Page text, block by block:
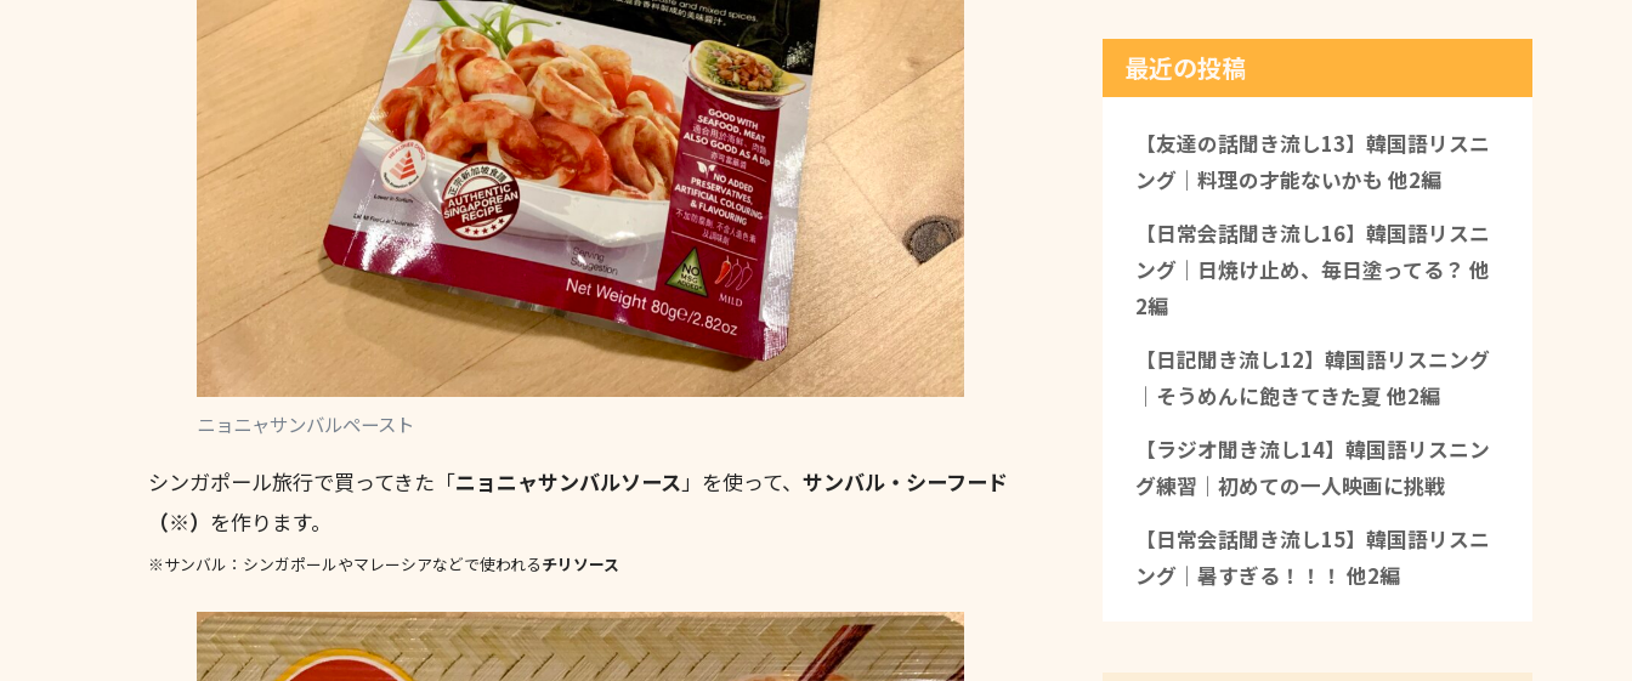
ニョニャサンバルペースト
シンガポール旅行で買ってきた「ニョニャサンバルソース 」を使って、 サンバル・シーフード
（※） を作ります。
※サンバル：シンガポールやマレーシアなどで使われるチリソース
最近の投稿
【友達の話聞き流し13】韓国語リスニ
ング｜料理の才能ないかも 他2編
【日常会話聞き流し16】韓国語リスニ
ング｜日焼け止め、毎日塗ってる？ 他
2編
【日記聞き流し12】韓国語リスニング
｜そうめんに飽きてきた夏 他2編
【ラジオ聞き流し14】韓国語リスニン
グ練習｜初めての一人映画に挑戦
【日常会話聞き流し15】韓国語リスニ
ング｜暑すぎる！！！ 他2編